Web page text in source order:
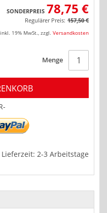
SONDERPREIS 78,75 €
Regulärer Preis: 157,50 €
inkl. 19% MwSt., zzgl. Versandkosten
Menge
Lieferzeit: 2-3 Arbeitstage